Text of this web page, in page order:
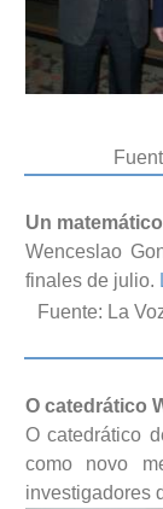
Un
Wenceslao
finales de julio.
Fuente: La
O catedrático
O catedrático
como novo
investigadores